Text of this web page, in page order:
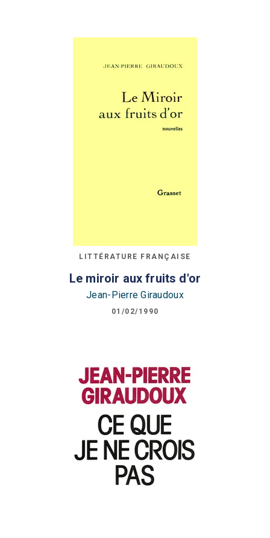
LITTÉRATURE FRANÇAISE
Le miroir aux fruits d'or
Jean-Pierre Giraudoux
01/02/1990